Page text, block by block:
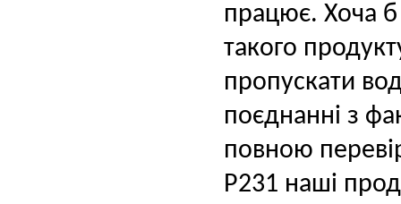
працює. Хоча
такого
пропускати
поєднанні з
повною
P231 наші